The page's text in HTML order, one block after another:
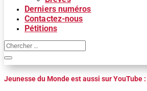
Derniers numéros
Contactez-nous
Pétitions
Jeunesse du Monde est aussi sur YouTube :